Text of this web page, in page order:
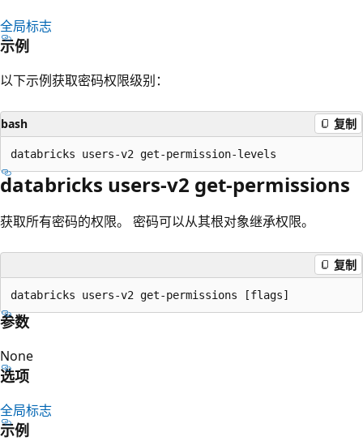
全局标志
示例
以下示例获取密码权限级别：
bash 复制
databricks users-v2 get-permissions
获取所有密码的权限。 密码可以从其根对象继承权限。
复制
参数
None
选项
全局标志
示例